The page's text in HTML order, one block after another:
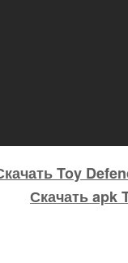
Toy
Скачать apk